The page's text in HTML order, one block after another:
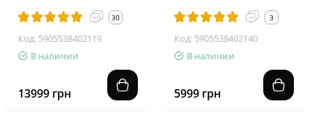
30
Код: 5905538402119
В наличии
13999 грн
3
Код: 5905538402140
В наличии
5999 грн